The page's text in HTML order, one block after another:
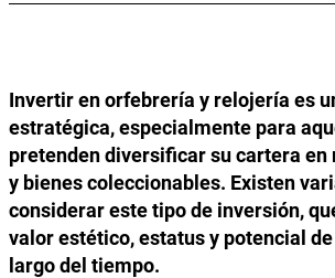
Invertir en orfebrería y relojería es
estratégica, especialmente para
pretenden diversificar su cartera en
y bienes coleccionables. Existen
considerar este tipo de inversión,
valor estético, estatus y potencial
largo del tiempo.